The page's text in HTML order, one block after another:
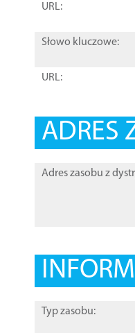
URL:
Słowo kluczowe:
URL:
ADRES
Adres zasobu z
Typ zasobu: